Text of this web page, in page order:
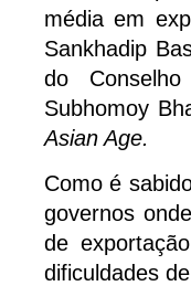
média em
Sankhadip
do
Subhomoy
Asian Age.
Como é
governos
de
dificuldades